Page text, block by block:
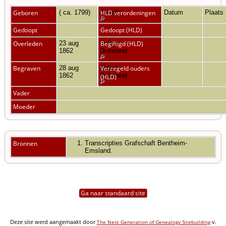
Geboren ( ca. 1799) Almelo
HLD verordeningen Datum Plaats
Gedoopt
Gedoopt (HLD)
Overleden
23 aug
1862
Uelsen,
Duitsland
Begiftigd (HLD)
Begraven
28 aug
1862
Uelsen,
Duitsland
Verzegeld ouders
(HLD)
Vader
Moeder
Bronnen
Transcripties Grafschaft Bentheim-
Emsland.
Ga naar standaard site
Deze site werd aangemaakt doorThe Next Generation of Genealogy Sitebuildingv.